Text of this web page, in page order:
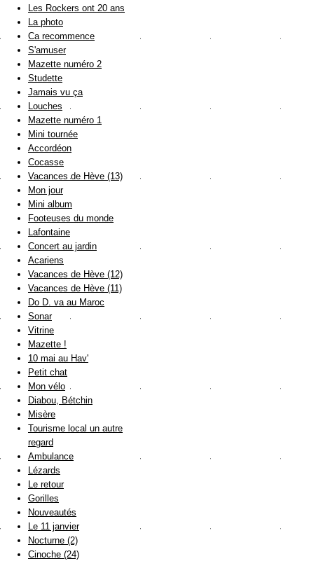
Les Rockers ont 20 ans
La photo
Ca recommence
S'amuser
Mazette numéro 2
Studette
Jamais vu ça
Louches
Mazette numéro 1
Mini tournée
Accordéon
Cocasse
Vacances de Hève (13)
Mon jour
Mini album
Footeuses du monde
Lafontaine
Concert au jardin
Acariens
Vacances de Hève (12)
Vacances de Hève (11)
Do D. va au Maroc
Sonar
Vitrine
Mazette !
10 mai au Hav'
Petit chat
Mon vélo
Diabou, Bétchin
Misère
Tourisme local un autre
regard
Ambulance
Lézards
Le retour
Gorilles
Nouveautés
Le 11 janvier
Nocturne (2)
Cinoche (24)